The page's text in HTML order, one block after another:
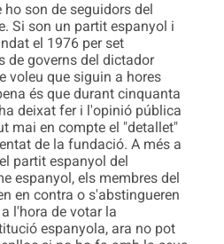
ho son de seguidors del
Si son un partit espanyol i
el 1976 per set
de governs del dictador
voleu que siguin a hores
és que durant cinquanta
deixat fer i l'opinió pública
mai en compte el "detallet"
de la fundació. A més a
partit espanyol del
espanyol, els membres del
en contra o s'abstingueren
l'hora de votar la
espanyola, ara no pot